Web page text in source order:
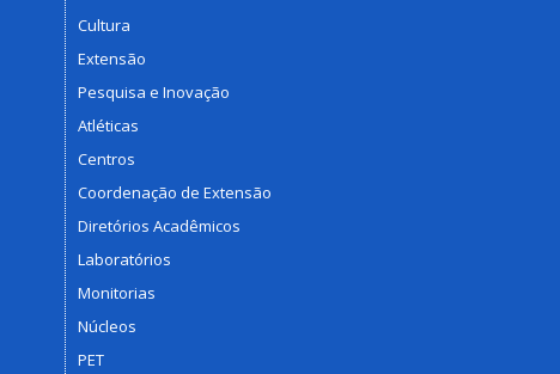
Cultura
Extensão
Pesquisa e Inovação
Atléticas
Centros
Coordenação de Extensão
Diretórios Acadêmicos
Laboratórios
Monitorias
Núcleos
PET